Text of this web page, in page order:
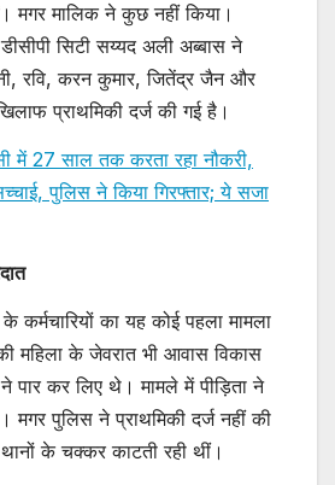
मगर मालिक ने कुछ नहीं किया।
सिटी सय्यद अली अब्बास ने
रवि, करन कुमार, जितेंद्र जैन और
प्राथमिकी दर्ज की गई है।
में 27 साल तक करता रहा नौकरी,
पुलिस ने किया गिरफ्तार; ये सजा
कर्मचारियों का यह कोई पहला मामला
महिला के जेवरात भी आवास विकास
ने पार कर लिए थे। मामले में पीड़िता ने
पुलिस ने प्राथमिकी दर्ज नहीं की
के चक्कर काटती रही थीं।